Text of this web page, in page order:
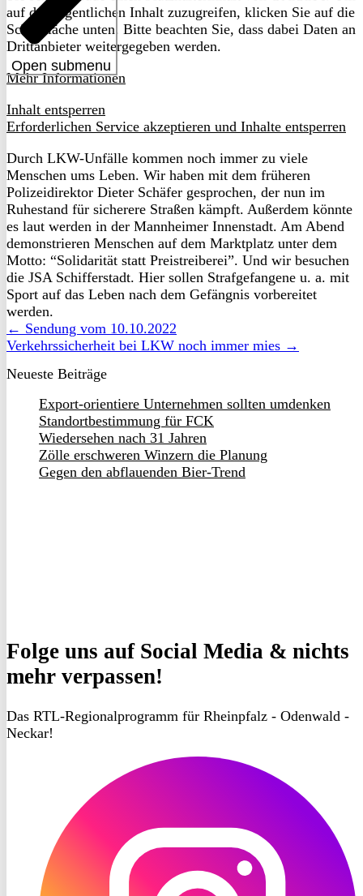
Open submenu
auf den eigentlichen Inhalt zuzugreifen, klicken Sie auf die
Schaltfläche unten. Bitte beachten Sie, dass dabei Daten an
Drittanbieter weitergegeben werden.
Mehr Informationen
Inhalt entsperren
Erforderlichen Service akzeptieren und Inhalte entsperren
Durch LKW-Unfälle kommen noch immer zu viele
Menschen ums Leben. Wir haben mit dem früheren
Polizeidirektor Dieter Schäfer gesprochen, der nun im
Ruhestand für sicherere Straßen kämpft. Außerdem könnte
es laut werden in der Mannheimer Innenstadt. Am Abend
demonstrieren Menschen auf dem Marktplatz unter dem
Motto: “Solidarität statt Preistreiberei”. Und wir besuchen
die JSA Schifferstadt. Hier sollen Strafgefangene u. a. mit
Sport auf das Leben nach dem Gefängnis vorbereitet
werden.
← Sendung vom 10.10.2022
Verkehrssicherheit bei LKW noch immer mies →
Neueste Beiträge
Export-orientiere Unternehmen sollten umdenken
Standortbestimmung für FCK
Wiedersehen nach 31 Jahren
Zölle erschweren Winzern die Planung
Gegen den abflauenden Bier-Trend
Folge uns auf Social Media & nichts
mehr verpassen!
Das RTL-Regionalprogramm für Rheinpfalz - Odenwald -
Neckar!
Instagram